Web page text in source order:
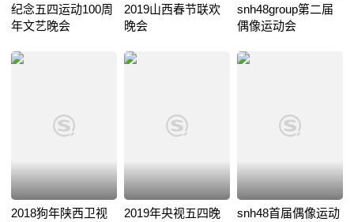
纪念五四运动100周
年文艺晚会
2019山西春节联欢
晚会
snh48group第二届
偶像运动会
2018狗年陕西卫视
2019年央视五四晚
snh48首届偶像运动